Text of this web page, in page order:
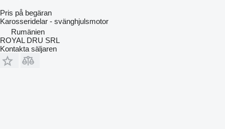
Pris på begäran
Karosseridelar - svänghjulsmotor
Rumänien
ROYAL DRU SRL
Kontakta säljaren